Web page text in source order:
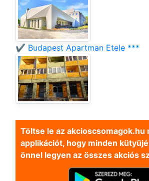
✔️ Budapest Apartman Etele ***
Töltse le az akcioscsomagok.hu
applikációt, hogy minden
önnel legyen az összes akciós